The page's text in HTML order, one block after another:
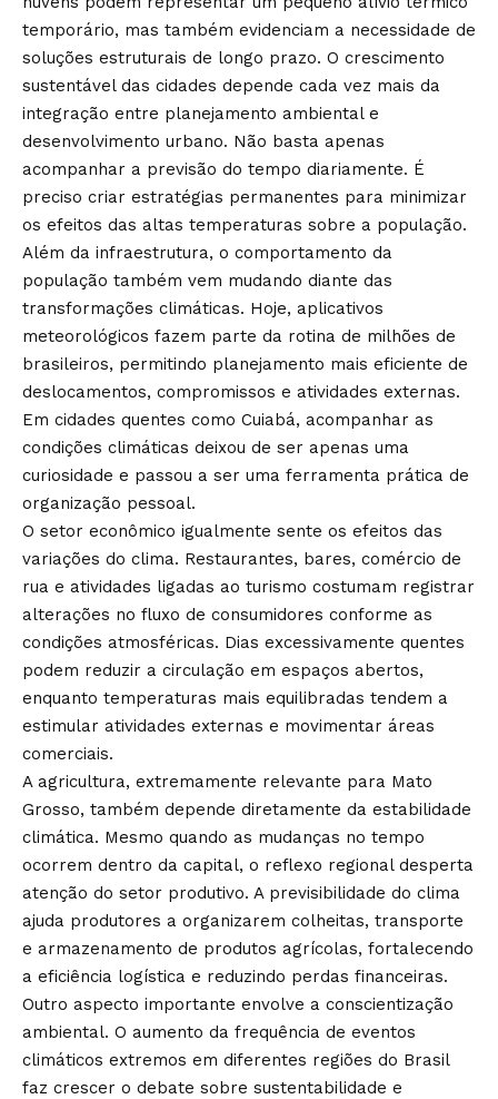
temporário, mas também evidenciam a necessidade de
soluções estruturais de longo prazo. O crescimento
sustentável das cidades depende cada vez mais da
integração entre planejamento ambiental e
desenvolvimento urbano. Não basta apenas
acompanhar a previsão do tempo diariamente. É
preciso criar estratégias permanentes para minimizar
os efeitos das altas temperaturas sobre a população.
Além da infraestrutura, o comportamento da
população também vem mudando diante das
transformações climáticas. Hoje, aplicativos
meteorológicos fazem parte da rotina de milhões de
brasileiros, permitindo planejamento mais eficiente de
deslocamentos, compromissos e atividades externas.
Em cidades quentes como Cuiabá, acompanhar as
condições climáticas deixou de ser apenas uma
curiosidade e passou a ser uma ferramenta prática de
organização pessoal.
O setor econômico igualmente sente os efeitos das
variações do clima. Restaurantes, bares, comércio de
rua e atividades ligadas ao turismo costumam registrar
alterações no fluxo de consumidores conforme as
condições atmosféricas. Dias excessivamente quentes
podem reduzir a circulação em espaços abertos,
enquanto temperaturas mais equilibradas tendem a
estimular atividades externas e movimentar áreas
comerciais.
A agricultura, extremamente relevante para Mato
Grosso, também depende diretamente da estabilidade
climática. Mesmo quando as mudanças no tempo
ocorrem dentro da capital, o reflexo regional desperta
atenção do setor produtivo. A previsibilidade do clima
ajuda produtores a organizarem colheitas, transporte
e armazenamento de produtos agrícolas, fortalecendo
a eficiência logística e reduzindo perdas financeiras.
Outro aspecto importante envolve a conscientização
ambiental. O aumento da frequência de eventos
climáticos extremos em diferentes regiões do Brasil
faz crescer o debate sobre sustentabilidade e